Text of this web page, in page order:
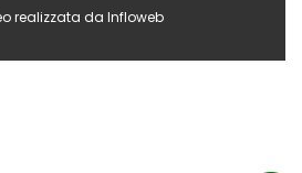
realizzata da Infloweb